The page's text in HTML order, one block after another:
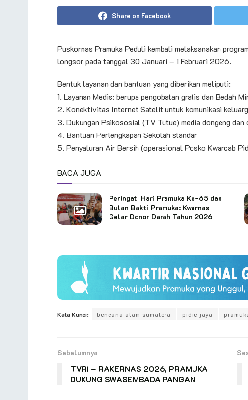
Share on Facebook
Puskornas Pramuka Peduli kembali melaksanakan
longsor pada tanggal 30 Januari – 1 Februari 2026.
Bentuk layanan dan bantuan yang diberikan meliputi:
1. Layanan Medis: berupa pengobatan gratis dan Bedah
2. Konektivitas Internet Satelit untuk komunikasi
3. Dukungan Psikososial (TV Tutue) media dongeng dan
4. Bantuan Perlengkapan Sekolah standar
5. Penyaluran Air Bersih (operasional Posko Kwarcab
BACA JUGA
Peringati Hari Pramuka Ke-65 dan
Bulan Bakti Pramuka: Kwarnas
Gelar Donor Darah Tahun 2026
Kata Kunci: bencana alam sumatera pidie jaya
Sebelumnya
TVRI – RAKERNAS 2026, PRAMUKA
DUKUNG SWASEMBADA PANGAN